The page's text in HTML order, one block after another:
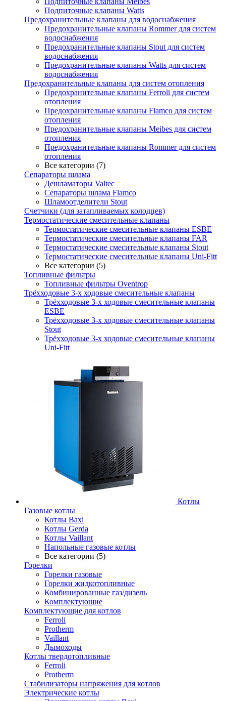
Подпиточные клапаны Watts
Предохранительные клапаны для водоснабжения
Предохранительные клапаны Rommer для систем
водоснабжения
Предохранительные клапаны Stout для систем
водоснабжения
Предохранительные клапаны Watts для систем
водоснабжения
Предохранительные клапаны для систем отопления
Предохранительные клапаны Ferroli для систем
отопления
Предохранительные клапаны Flamco для систем
отопления
Предохранительные клапаны Meibes для систем
отопления
Предохранительные клапаны Rommer для систем
отопления
Все категории (7)
Сепараторы шлама
Дешламаторы Valtec
Сепараторы шлама Flamco
Шламоотделители Stout
Счетчики (для затапливаемых колодцев)
Термостатические смесительные клапаны
Термостатические смесительные клапаны ESBE
Термостатические смесительные клапаны FAR
Термостатические смесительные клапаны Stout
Термостатические смесительные клапаны Uni-Fitt
Все категории (5)
Топливные фильтры
Топливные фильтры Oventrop
Трёхходовые 3-х ходовые смесительные клапаны
Трёхходовые 3-х ходовые смесительные клапаны
ESBE
Трёхходовые 3-х ходовые смесительные клапаны
Stout
Трёхходовые 3-х ходовые смесительные клапаны
Uni-Fitt
Котлы
Газовые котлы
Котлы Baxi
Котлы Gerda
Котлы Vaillant
Напольные газовые котлы
Все категории (5)
Горелки
Горелки газовые
Горелки жидкотопливные
Комбинированные газ/дизель
Комплектующие
Комплектующие для котлов
Ferroli
Protherm
Vaillant
Дымоходы
Котлы твердотопливные
Ferroli
Protherm
Стабилизаторы напряжения для котлов
Электрические котлы